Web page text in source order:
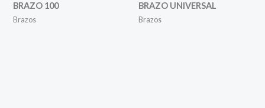
BRAZO 100
Brazos
BRAZO UNIVERSAL
Brazos